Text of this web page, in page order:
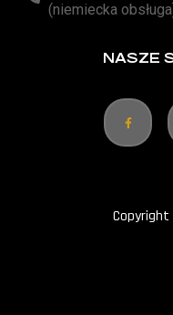
(niemiecka
NASZE